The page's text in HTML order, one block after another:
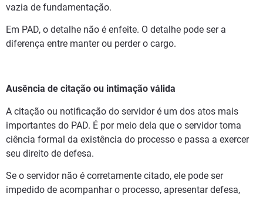
vazia de fundamentação.
Em PAD, o detalhe não é enfeite. O detalhe pode ser a
diferença entre manter ou perder o cargo.
Ausência de citação ou intimação válida
A citação ou notificação do servidor é um dos atos mais
importantes do PAD. É por meio dela que o servidor toma
ciência formal da existência do processo e passa a exercer
seu direito de defesa.
Se o servidor não é corretamente citado, ele pode ser
impedido de acompanhar o processo, apresentar defesa,